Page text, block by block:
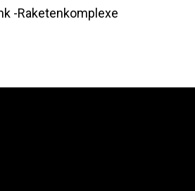
-Raketenkomplexe